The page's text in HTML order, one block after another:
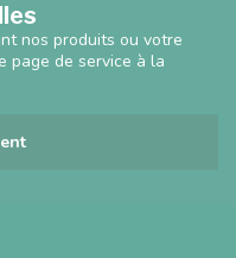
nos produits ou votre
page de service à la